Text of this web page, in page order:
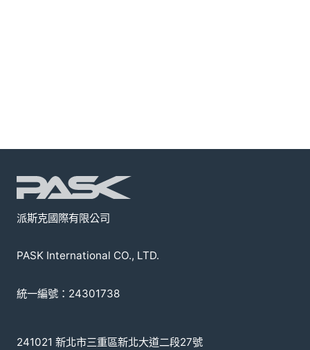
派斯克國際有限公司
PASK International CO., LTD.
統一編號：24301738
241021 新北市三重區新北大道二段27號